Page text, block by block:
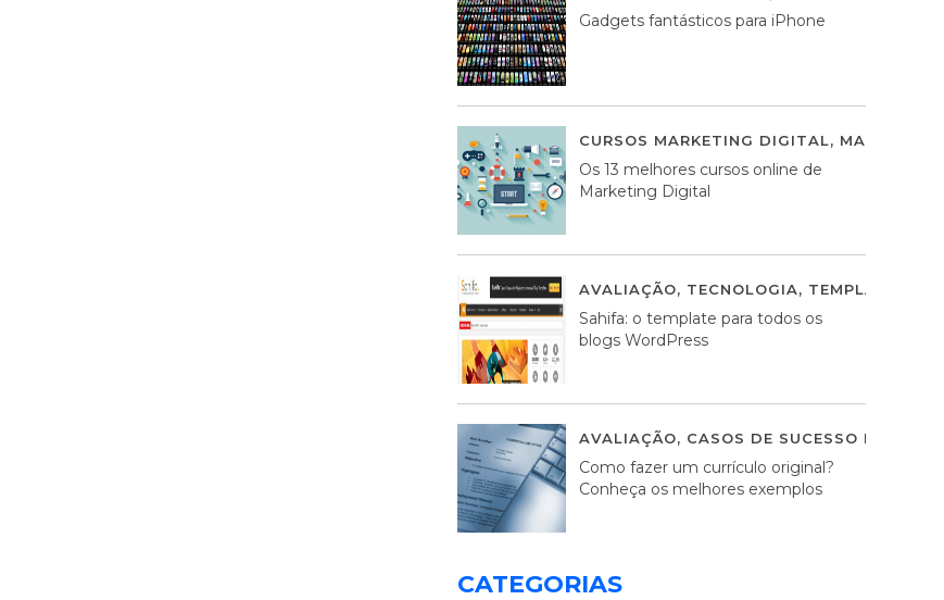
Gadgets fantásticos para iPhone
CURSOS MARKETING DIGITAL,
Os 13 melhores cursos online de
Marketing Digital
AVALIAÇÃO, TECNOLOGIA, TEMPLATES
Sahifa: o template para todos os
blogs WordPress
AVALIAÇÃO, CASOS DE SUCESSO DE
Como fazer um currículo original?
Conheça os melhores exemplos
CATEGORIAS